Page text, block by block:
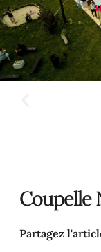
Coupelle
Partagez